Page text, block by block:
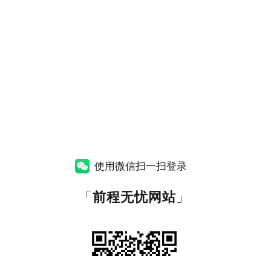
使用微信扫一扫登录
「前程无忧网站」